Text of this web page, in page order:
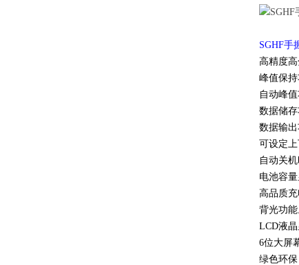
SGHF手
高精度高
峰值保持
自动峰
数据储存
数据输
可设定上
自动关机
电池容量
高品质
背光功能
LCD液晶
6位大屏
绿色环保